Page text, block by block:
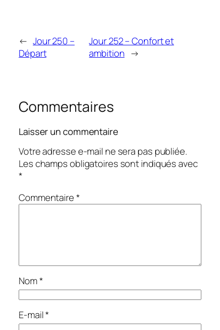
← Jour 250 –
Départ
Jour 252 – Confort et
ambition →
Commentaires
Laisser un commentaire
Votre adresse e-mail ne sera pas publiée.
Les champs obligatoires sont indiqués avec
*
Commentaire*
Nom*
E-mail*